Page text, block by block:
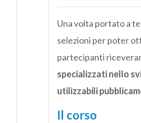
Una volta portato a
selezioni per poter
partecipanti
specializzati nello
utilizzabili
Il corso